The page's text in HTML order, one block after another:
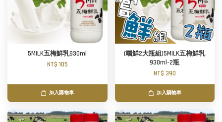
5MILK五梅鮮乳930ml
NT$ 105
加入購物車
(嚐鮮2大瓶組)5MILK五梅鮮乳
930ml-2瓶
NT$ 390
加入購物車